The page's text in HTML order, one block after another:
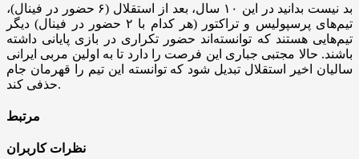
بد نیست بدانید در این ۱۰ سال، بعد از استقلال (۶ حضور در فینال)،
تیم‌های پرسپولیس و تراکتور (هر کدام با ۲ حضور در فینال) دیگر
تیم‌هایی هستند که توانسته‌اند حضور تکراری در بازی پایانی داشته
باشند. حالا مجتبی جباری این فرصت را دارد تا به اولین مربی ایرانی
سالیان اخیر استقلال تبدیل شود که توانسته این تیم را قهرمان جام
حذفی کند.
مرتبط
نظرات کاربران